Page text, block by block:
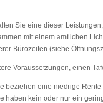
Sie eine dieser
mit einem amtlichen
Bürozeiten (siehe
Voraussetzungen, einen
beziehen eine niedrige Rente
haben kein oder nur ein